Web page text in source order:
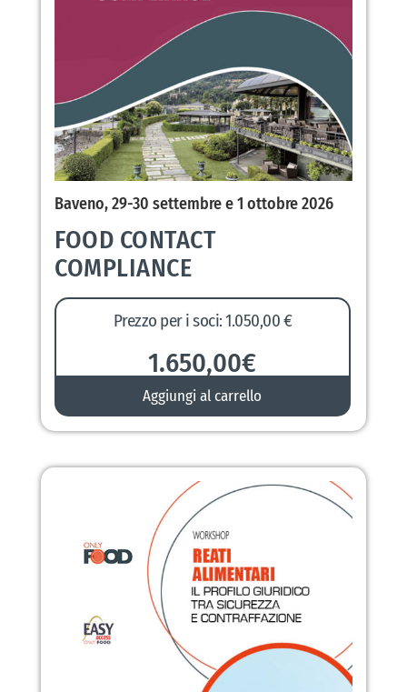
Baveno, 29-30 settembre e 1 ottobre 2026
FOOD CONTACT
COMPLIANCE
Prezzo per i soci: 1.050,00 €
1.650,00€
Aggiungi al carrello